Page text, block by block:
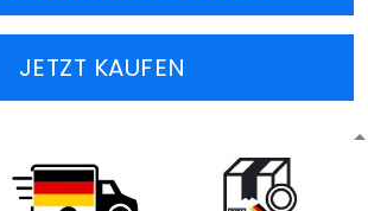
JETZT KAUFEN